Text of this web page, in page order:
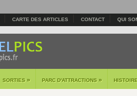
CARTE DES ARTICLES CONTACT QUI
SORTIES » PARC D'ATTRACTIONS »